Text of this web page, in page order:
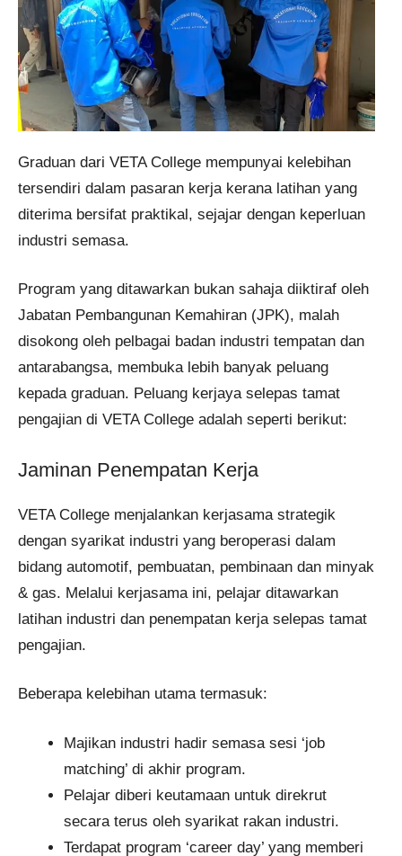
Graduan dari VETA College mempunyai kelebihan
tersendiri dalam pasaran kerja kerana latihan yang
diterima bersifat praktikal, sejajar dengan keperluan
industri semasa.
Program yang ditawarkan bukan sahaja diiktiraf oleh
Jabatan Pembangunan Kemahiran (JPK), malah
disokong oleh pelbagai badan industri tempatan dan
antarabangsa, membuka lebih banyak peluang
kepada graduan. Peluang kerjaya selepas tamat
pengajian di VETA College adalah seperti berikut:
Jaminan Penempatan Kerja
VETA College menjalankan kerjasama strategik
dengan syarikat industri yang beroperasi dalam
bidang automotif, pembuatan, pembinaan dan minyak
& gas. Melalui kerjasama ini, pelajar ditawarkan
latihan industri dan penempatan kerja selepas tamat
pengajian.
Beberapa kelebihan utama termasuk:
Majikan industri hadir semasa sesi ‘job
matching’ di akhir program.
Pelajar diberi keutamaan untuk direkrut
secara terus oleh syarikat rakan industri.
Terdapat program ‘career day’ yang memberi